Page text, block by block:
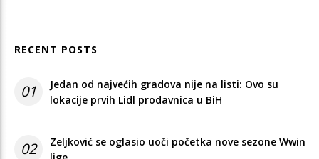
RECENT POSTS
01
Jedan od najvećih gradova nije na listi: Ovo su
lokacije prvih Lidl prodavnica u BiH
02
Zeljković se oglasio uoči početka nove sezone Wwin